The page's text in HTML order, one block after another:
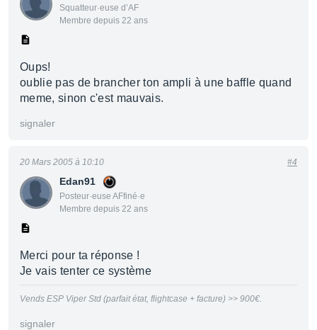
Squatteur·euse d’AF
Membre depuis 22 ans
Oups!
oublie pas de brancher ton ampli à une baffle quand
meme, sinon c'est mauvais.
signaler
Edan91
Posteur·euse AFfiné·e
Membre depuis 22 ans
20 Mars 2005 à 10:10 #4
Merci pour ta réponse !
Je vais tenter ce système
Vends ESP Viper Std (parfait état, flightcase + facture) >> 900€.
signaler